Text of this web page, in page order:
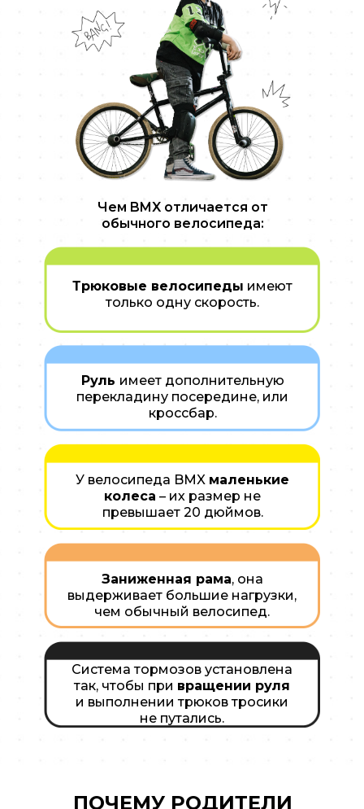
Чем BMX отличается от
обычного велосипеда:
Трюковые велосипеды имеют
только одну скорость.
Руль имеет дополнительную
перекладину посередине, или
кроссбар.
У велосипеда BMX маленькие
колеса – их размер не
превышает 20 дюймов.
Заниженная рама, она
выдерживает большие нагрузки,
чем обычный велосипед.
Система тормозов установлена
так, чтобы при вращении руля
и выполнении трюков тросики
не путались.
ПОЧЕМУ РОДИТЕЛИ